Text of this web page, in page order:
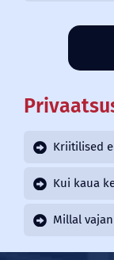
Kriitilised
Kui kaua
Millal vajan